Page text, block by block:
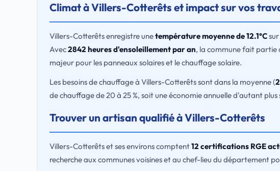
Climat à Villers-Cotterêts et impact sur vos
Villers-Cotterêts enregistre unetempérature moyenne de 12.1°C
Avec2842 heures d'ensoleillement par an, la commune fait partie
majeur pour les panneaux solaires et le chauffage solaire.
Les besoins de chauffage à Villers-Cotterêts sont dans la moyenne (
de chauffage de 20 à 25 %, soit une économie annuelle d'autant
Trouver un artisan qualifié à Villers-Cotterêts
Villers-Cotterêts et ses environs comptent12 certifications RGE
recherche aux communes voisines et au chef-lieu du département